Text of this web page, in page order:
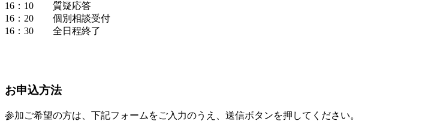
16：10 質疑応答
16：20 個別相談受付
16：30 全日程終了
お申込方法
参加ご希望の方は、下記フォームをご入力のうえ、送信ボタンを押してください。